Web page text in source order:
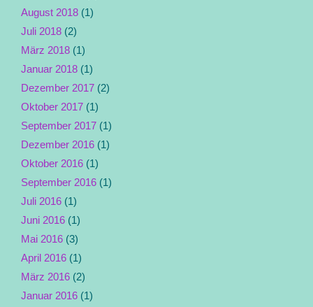
August 2018 (1)
Juli 2018 (2)
März 2018 (1)
Januar 2018 (1)
Dezember 2017 (2)
Oktober 2017 (1)
September 2017 (1)
Dezember 2016 (1)
Oktober 2016 (1)
September 2016 (1)
Juli 2016 (1)
Juni 2016 (1)
Mai 2016 (3)
April 2016 (1)
März 2016 (2)
Januar 2016 (1)